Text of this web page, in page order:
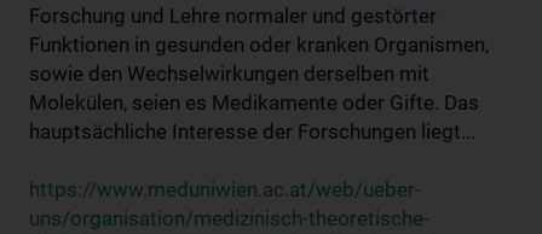
Forschung und Lehre normaler und gestörter
Funktionen in gesunden oder kranken Organismen,
sowie den Wechselwirkungen derselben mit
Molekülen, seien es Medikamente oder Gifte. Das
hauptsächliche Interesse der Forschungen liegt...
https://www.meduniwien.ac.at/web/ueber-
uns/organisation/medizinisch-theoretische-